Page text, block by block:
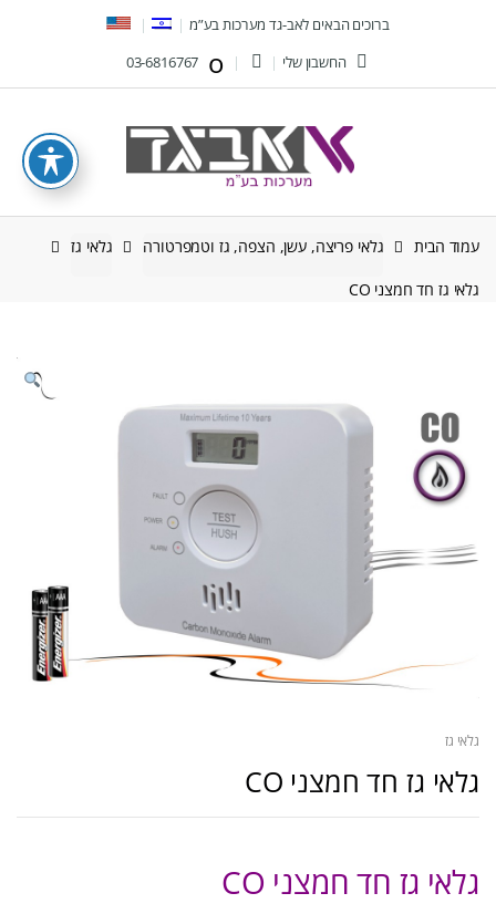
ברוכים הבאים לאב-גד מערכות בע”מ
החשבון שלי
עמוד הבית גלאי פריצה, עשן, הצפה, גז וטמפרטורה גלאי גז
גלאי גז חד חמצני CO
גלאי גז
גלאי גז חד חמצני CO
גלאי גז חד חמצני CO